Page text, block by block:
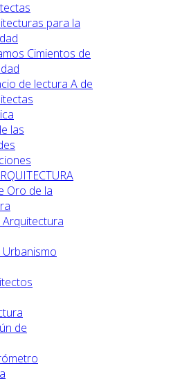
para la
Cimientos de
de lectura A de
las
Oro de la
Arquitectura
de